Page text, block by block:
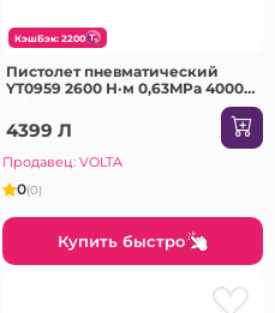
КэшБэк: 2200
Пистолет пневматический
YT0959 2600 Н·м 0,63MPa 4000
4399 Л
Продавец: VOLTA
0(0)
Купить быстро